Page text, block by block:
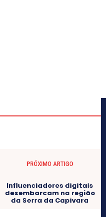
PRÓXIMO ARTIGO
Influenciadores digitais
desembarcam na região
da Serra da Capivara